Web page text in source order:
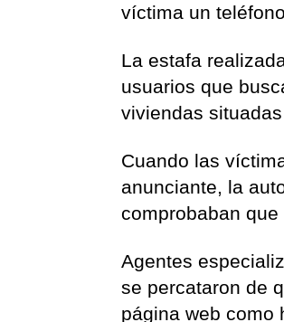
víctima un
La estafa
usuarios que
viviendas
Cuando las
anunciante, la
comprobaban
Agentes
se percataron de
página web como